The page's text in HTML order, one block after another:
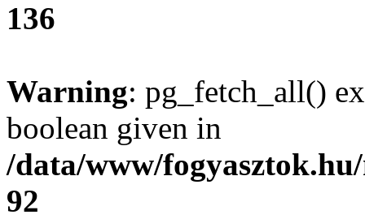
136
Warning: pg_fetch_all()
boolean given in
/data/www/
92